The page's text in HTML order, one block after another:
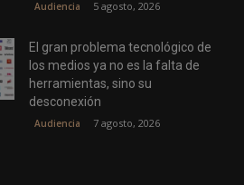
Audiencia 5 agosto, 2026
El gran problema tecnológico de
los medios ya no es la falta de
herramientas, sino su
desconexión
Audiencia 7 agosto, 2026